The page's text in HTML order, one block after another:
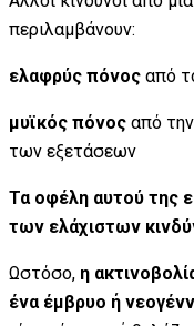
περιλαμβάνουν:
ελαφρύς πόνος από
μυϊκός πόνος από
των εξετάσεων
Τα οφέλη αυτού της
των ελάχιστων
Ωστόσο, η
ένα έμβρυο ή